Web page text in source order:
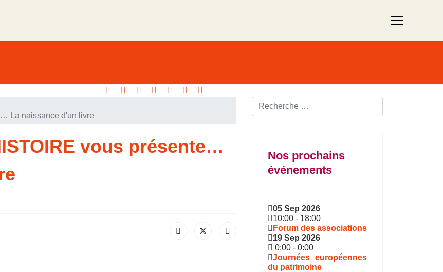
La naissance d'un livre
Rechercher ...
vous présente…
Nos prochains
événements
05 Sep 2026
10:00 - 18:00
Forum des associations
19 Sep 2026
0:00 - 0:00
Journées européennes
du patrimoine